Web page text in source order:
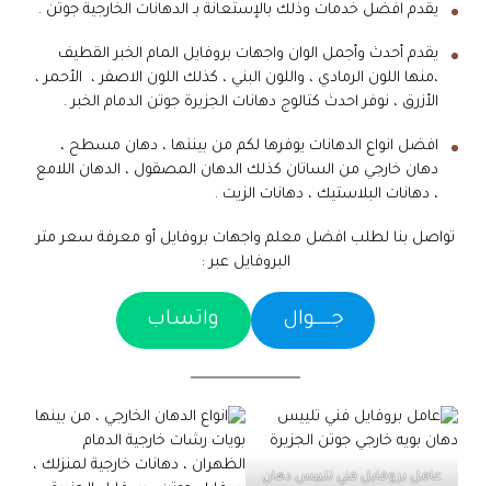
يقدم افضل خدمات وذلك بالإستعانة بـ الدهانات الخارجية جوتن .
يقدم أحدث وأجمل الوان واجهات بروفايل المام الخبر القطيف
،منها اللون الرمادي ، واللون البني ، كذلك اللون الاصفر ، الأحمر ،
الأزرق ، نوفر احدث كتالوج دهانات الجزيرة جوتن الدمام الخبر .
افضل انواع الدهانات يوفرها لكم من بيننها ، دهان مسطح ،
دهان خارجي من الساتان كذلك الدهان المصقول ، الدهان اللامع
، دهانات البلاستيك ، دهانات الزيت .
تواصل بنا لطلب افضل معلم واجهات بروفايل أو معرفة سعر متر
البروفايل عبر :
جـــــوال واتساب
عامل بروفايل فني تلييس دهان